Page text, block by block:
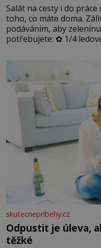
Salát na cesty i do
toho, co máte doma.
podáváním, aby
potřebujete: ✿ 1/4
okurky ✿ 2 rajčata
lžíci citronové šťávy ✿ ½
skutecnepribehy.cz
Odpustit je úleva,
těžké